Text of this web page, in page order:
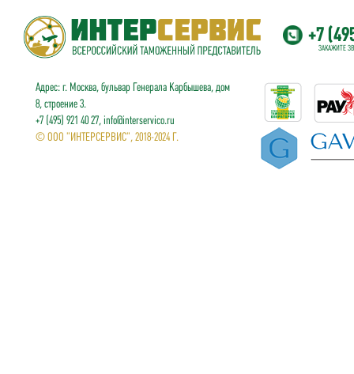
+7
ЗАКАЖИТЕ
Адрес: г. Москва, бульвар Генерала Карбышева, дом
8, строение 3.
+7 (495) 921 40 27, info@interservico.ru
© ООО "ИНТЕРСЕРВИС", 2018-2024 Г.